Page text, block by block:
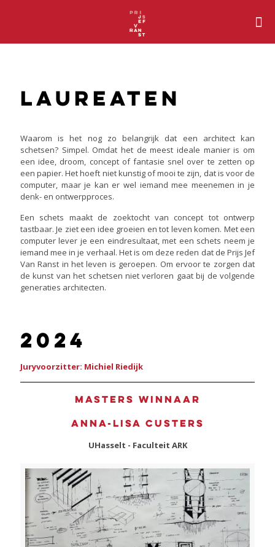
Laureaten
Waarom is het nog zo belangrijk dat een architect kan
schetsen? Simpel. Omdat het de meest ideale manier is om
een idee, droom, concept of fantasie snel over te zetten op
een papier. Het hoeft niet kunstig of mooi te zijn, dat is voor de
computer, maar je kan er wel iemand mee meenemen in je
denk- en ontwerpproces.
Een schets maakt de zoektocht van concept tot ontwerp
tastbaar. Je ziet een idee groeien en tot leven komen. Met een
computer lever je een eindresultaat, met een schets neem je
iemand mee in je verhaal. Het is om deze reden dat de Prijs Jef
Van Ranst in het leven is geroepen. Om ervoor te zorgen dat
de kunst van het schetsen niet verloren gaat bij de volgende
generaties architecten.
2024
Juryvoorzitter: Michiel Riedijk
Masters winnaar
Anna-Lisa Custers
UHasselt - Faculteit ARK